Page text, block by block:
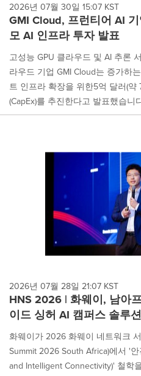
2026년 07월 30일 15:07 KST
GMI Cloud, 프런티어 AI
모 AI 인프라 투자 발표
고성능 GPU 클라우드 및 AI 추론
라우드 기업 GMI Cloud는 증가하
트 인프라 확장을 위한5억 달러(
(CapEx)를 추진한다고 발표했습니
2026년 07월 28일 21:07 KST
HNS 2026 | 화웨이, 남아
이드 싱허 AI 캠퍼스 솔루
화웨이가 2026 화웨이 네트워크
Summit 2026 South Africa)에서 '
and Intelligent Connectivity)' 철학